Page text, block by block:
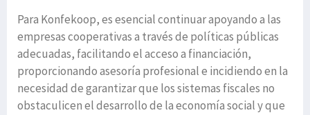
Para Konfekoop, es esencial continuar apoyando a las
empresas cooperativas a través de políticas públicas
adecuadas, facilitando el acceso a financiación,
proporcionando asesoría profesional e incidiendo en la
necesidad de garantizar que los sistemas fiscales no
obstaculicen el desarrollo de la economía social y que